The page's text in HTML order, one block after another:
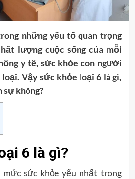
những yếu tố quan trọng
lượng cuộc sống của mỗi
y tế, sức khỏe con người
Vậy sức khỏe loại 6 là gì,
sự không?
6 là gì?
mức sức khỏe yếu nhất trong